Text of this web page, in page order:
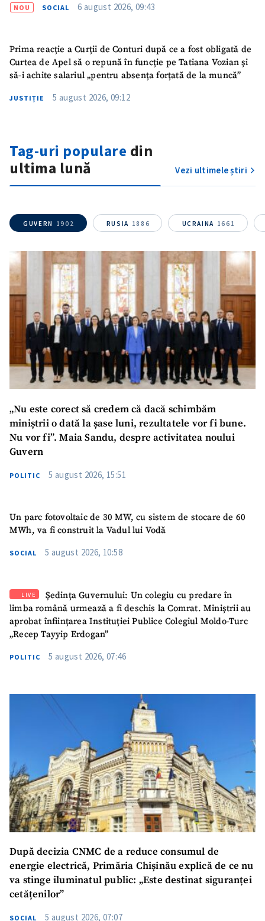
SUSȚINE
NOU SOCIAL 6 august 2026, 09:43
Prima reacție a Curții de Conturi după ce a fost obligată de
Curtea de Apel să o repună în funcție pe Tatiana Vozian și
să-i achite salariul „pentru absența forțată de la muncă”
JUSTIȚIE 5 august 2026, 09:12
Tag-uri populare din
ultima lună
Vezi ultimele știri
GUVERN 1902 RUSIA 1886 UCRAINA 1661
„Nu este corect să credem că dacă schimbăm
miniștrii o dată la șase luni, rezultatele vor fi bune.
Nu vor fi”. Maia Sandu, despre activitatea noului
Guvern
POLITIC 5 august 2026, 15:51
Un parc fotovoltaic de 30 MW, cu sistem de stocare de 60
MWh, va fi construit la Vadul lui Vodă
SOCIAL 5 august 2026, 10:58
LIVE
Ședința Guvernului: Un colegiu cu predare în
limba română urmează a fi deschis la Comrat. Miniștrii au
aprobat înființarea Instituției Publice Colegiul Moldo-Turc
„Recep Tayyip Erdogan”
POLITIC 5 august 2026, 07:46
După decizia CNMC de a reduce consumul de
energie electrică, Primăria Chișinău explică de ce nu
va stinge iluminatul public: „Este destinat siguranței
cetățenilor”
SOCIAL 5 august 2026, 07:07
Fotografie
+ Încarcă imagine
CONTACT SURSĂ
Sursă anonimă
Nume+ Numele meu
Email+ Emailul meu
Telefon
+ Telefon personal
Am citit și sunt de
acord cupolitica de
confidențialitate.